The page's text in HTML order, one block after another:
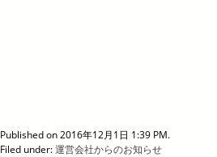
Published on 2016年12月1日 1:39 PM.
Filed under:運営会社からのお知らせ